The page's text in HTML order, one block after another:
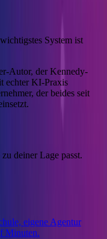
System ist
Autor, der Kennedy-
echter KI-Praxis
der beides seit
deiner Lage passt.
eigene Agentur
Minuten.